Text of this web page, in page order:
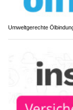
Umweltgerechte